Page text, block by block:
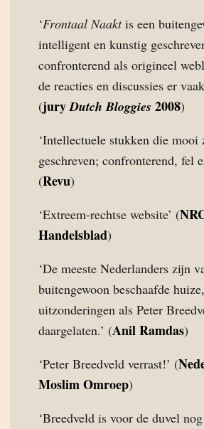
‘Frontaal Naaktis een
intelligent en kunstig
confronterend als origineel
de reacties en discussies er
(juryDutch Bloggies 2008)
‘Intellectuele stukken die mooi
geschreven; confronterend, fel
(Revu)
‘Extreem-rechtse website’ (
Handelsblad)
‘De meeste Nederlanders zijn
buitengewoon beschaafde huize,
uitzonderingen als Peter
daargelaten.’ (Anil Ramdas)
‘Peter Breedveld verrast!’ (
Moslim Omroep)
‘Breedveld is voor de duvel